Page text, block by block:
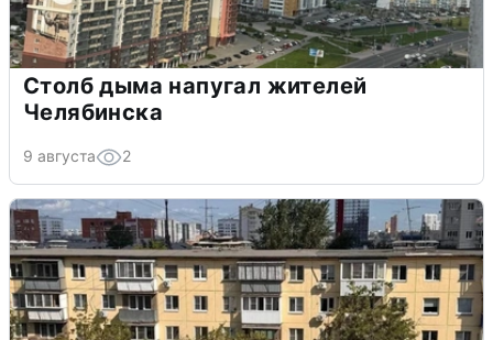
Столб дыма напугал жителей
Челябинска
9 августа 2